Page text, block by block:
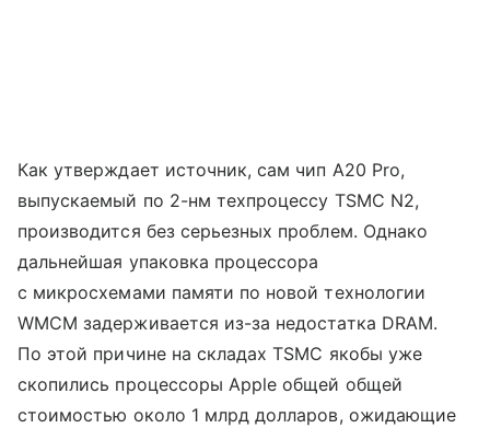
Как утверждает источник, сам чип A20 Pro,
выпускаемый по 2-нм техпроцессу TSMC N2,
производится без серьезных проблем. Однако
дальнейшая упаковка процессора
с микросхемами памяти по новой технологии
WMCM задерживается из-за недостатка DRAM.
По этой причине на складах TSMC якобы уже
скопились процессоры Apple общей общей
стоимостью около 1 млрд долларов, ожидающие